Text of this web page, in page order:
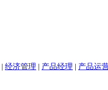
| 经济管理 | 产品经理 | 产品运